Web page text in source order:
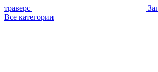
траверс
Все категории